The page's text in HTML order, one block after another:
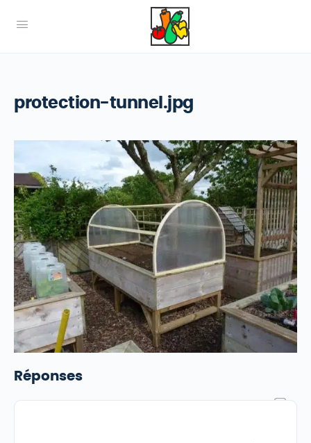
protection-tunnel.jpg
Réponses